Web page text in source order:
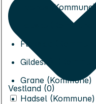
Evenes (Kommune)
Fauske (Kommune)
Flakstad (Kommune)
Gildeskål
Grane (Kommune)
Hadsel (Kommune)
Vestland (0)